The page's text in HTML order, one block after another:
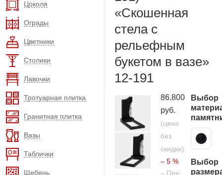
Цоколя
Ограды
Цветники
Столики
Лавочки
Тротуарная плитка
Гранитная плитка
Вазы
Таблички
Щебень
«Скошенная
стела с
рельефным
букетом в вазе»
12-191
86.800
руб.
(цена
без
скидки)
– 5 %
– При
Выбор
Карельский гранит
Выбор